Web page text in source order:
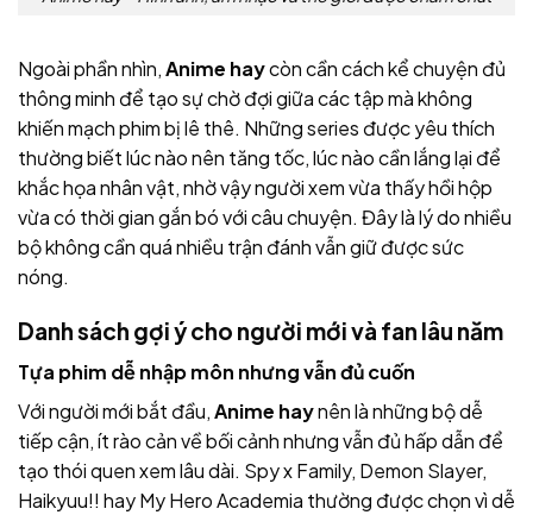
Ngoài phần nhìn,Anime haycòn cần cách kể chuyện đủ
thông minh để tạo sự chờ đợi giữa các tập mà không
khiến mạch phim bị lê thê. Những series được yêu thích
thường biết lúc nào nên tăng tốc, lúc nào cần lắng lại để
khắc họa nhân vật, nhờ vậy người xem vừa thấy hồi hộp
vừa có thời gian gắn bó với câu chuyện. Đây là lý do nhiều
bộ không cần quá nhiều trận đánh vẫn giữ được sức
nóng.
Danh sách gợi ý cho người mới và fan lâu năm
Tựa phim dễ nhập môn nhưng vẫn đủ cuốn
Với người mới bắt đầu,Anime haynên là những bộ dễ
tiếp cận, ít rào cản về bối cảnh nhưng vẫn đủ hấp dẫn để
tạo thói quen xem lâu dài. Spy x Family, Demon Slayer,
Haikyuu!! hay My Hero Academia thường được chọn vì dễ